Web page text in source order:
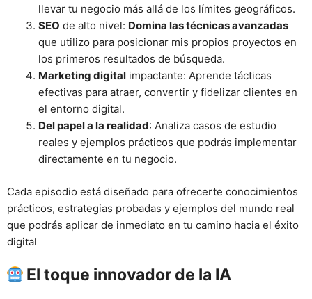
llevar tu negocio más allá de los límites geográficos.
SEO de alto nivel: Domina las técnicas avanzadas
que utilizo para posicionar mis propios proyectos en
los primeros resultados de búsqueda.
Marketing digital impactante: Aprende tácticas
efectivas para atraer, convertir y fidelizar clientes en
el entorno digital.
Del papel a la realidad: Analiza casos de estudio
reales y ejemplos prácticos que podrás implementar
directamente en tu negocio.
Cada episodio está diseñado para ofrecerte conocimientos
prácticos, estrategias probadas y ejemplos del mundo real
que podrás aplicar de inmediato en tu camino hacia el éxito
digital
El toque innovador de la IA